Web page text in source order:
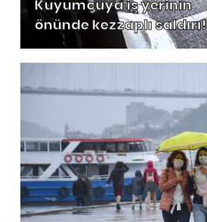
Kuyumcuya iş yerinin
önünde kezzaplı saldırı!